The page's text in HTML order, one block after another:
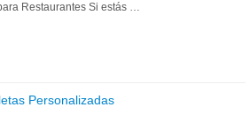
Restaurantes Si estás …
Personalizadas